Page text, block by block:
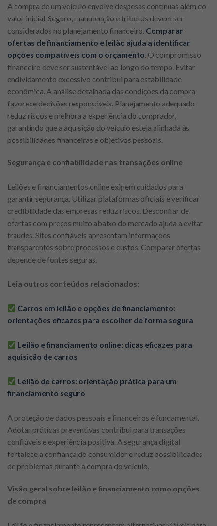
A compra de um veículo envolve despesas contínuas além do
valor inicial. Seguro, manutenção e tributos devem ser
considerados no planejamento financeiro. Comparar
ofertas de financiamento e leilão ajuda a identificar
opções compatíveis com o orçamento. O compromisso
financeiro deve ser sustentável ao longo do tempo. Evitar
endividamento excessivo contribui para estabilidade
econômica. A análise detalhada das condições da compra
favorece decisões responsáveis. Planejamento adequado
reduz riscos e melhora a experiência do comprador,
garantindo que a aquisição do veículo esteja alinhada às
possibilidades financeiras e objetivos pessoais.
Segurança e confiabilidade nas transações online
Leilões e financiamentos online exigem cuidados para
garantir segurança. Utilizar plataformas oficiais e verificar
credibilidade das empresas reduz riscos. Desconfiar de
ofertas com preços muito abaixo do mercado ajuda a evitar
fraudes. Sites confiáveis apresentam informações
transparentes sobre processos e custos. Comparar ofertas
depende de fontes seguras.
Leia outros conteúdos relacionados:
Carros em leilão e opções de financiamento:
orientações eficazes para escolher de forma segura
Leilão e financiamento online: dicas eficazes para
aquisição de carros
Leilão de carros: orientação prática para um
financiamento seguro
A proteção de dados pessoais e financeiros é fundamental.
Adotar práticas preventivas contribui para transações
confiáveis e experiência positiva. A segurança digital
fortalece a confiança do consumidor e reduz possibilidades
de problemas durante a compra do veículo.
Visão geral sobre leilão e financiamento como opções
de compra